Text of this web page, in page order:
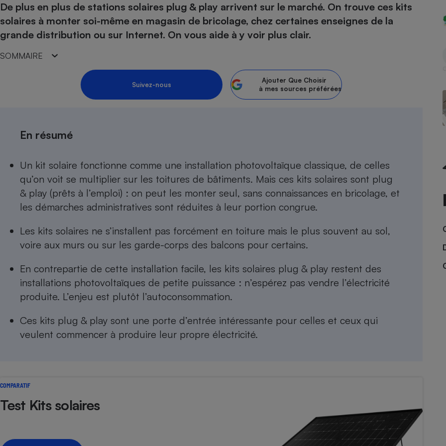
De plus en plus de stations solaires plug & play arrivent sur le marché. On trouve ces kits
solaires à monter soi-même en magasin de bricolage, chez certaines enseignes de la
grande distribution ou sur Internet. On vous aide à y voir plus clair.
SOMMAIRE
Suivez-nous
Ajouter Que Choisir
à mes sources préférées
En résumé
Un kit solaire fonctionne comme une installation photovoltaïque classique, de celles
qu’on voit se multiplier sur les toitures de bâtiments. Mais ces kits solaires sont plug
& play (prêts à l’emploi) : on peut les monter seul, sans connaissances en bricolage, et
les démarches administratives sont réduites à leur portion congrue.
Les kits solaires ne s’installent pas forcément en toiture mais le plus souvent au sol,
voire aux murs ou sur les garde-corps des balcons pour certains.
En contrepartie de cette installation facile, les kits solaires plug & play restent des
installations photovoltaïques de petite puissance : n’espérez pas vendre l’électricité
produite. L’enjeu est plutôt l’autoconsommation.
Ces kits plug & play sont une porte d’entrée intéressante pour celles et ceux qui
veulent commencer à produire leur propre électricité.
COMPARATIF
Test Kits solaires
Assurance emprunteur Assurance vie
Gros électroménager
Lave-linge Lave-vaisselle
Plaque de cuisson à
induction
Four encastrable
Internet
Téléphonie
Smartphone
numérique
Radiateur électrique Électricité - Gaz
Climatiseur -
Ventilateur
Lessive
Mutuelle Aide auditive
Antimoustique Crème solaire